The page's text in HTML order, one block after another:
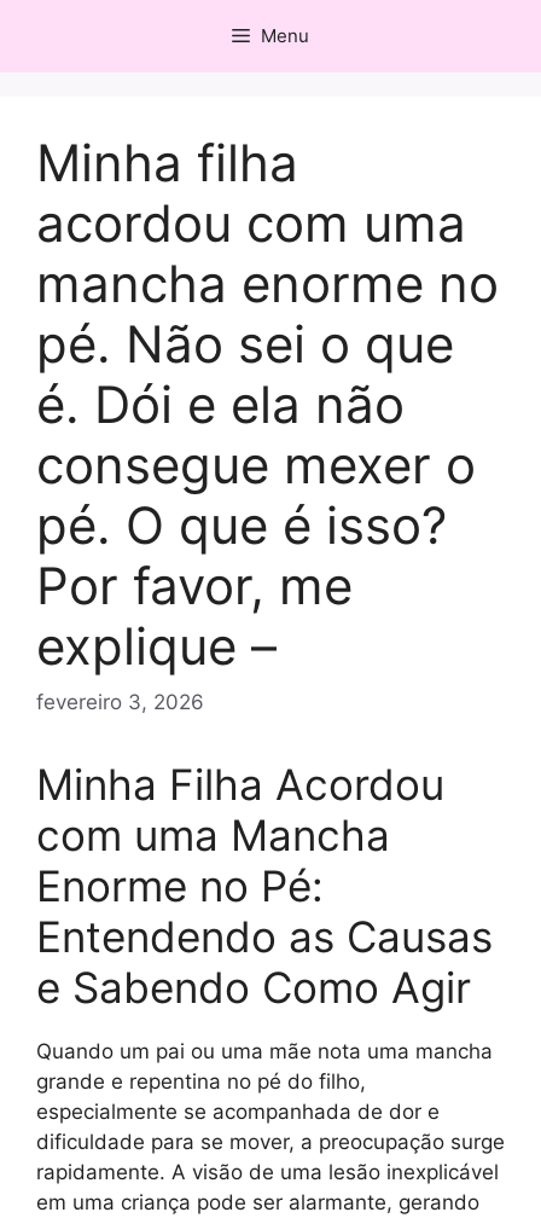
o
Menu
Minha filha
acordou com uma
mancha enorme no
pé. Não sei o que
é. Dói e ela não
consegue mexer o
pé. O que é isso?
Por favor, me
explique –
fevereiro 3, 2026
Minha Filha Acordou
com uma Mancha
Enorme no Pé:
Entendendo as Causas
e Sabendo Como Agir
Quando um pai ou uma mãe nota uma mancha
grande e repentina no pé do filho,
especialmente se acompanhada de dor e
dificuldade para se mover, a preocupação surge
rapidamente. A visão de uma lesão inexplicável
em uma criança pode ser alarmante, gerando